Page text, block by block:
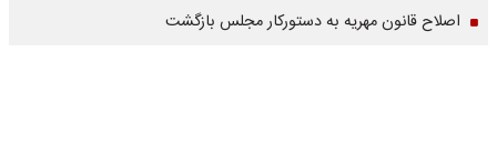
اصلاح قانون مهریه به دستورکار مجلس بازگشت